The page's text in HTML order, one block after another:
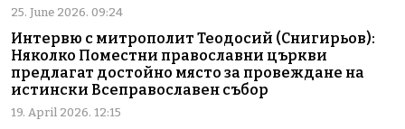
25. June 2026. 09:24
Интервю с митрополит Теодосий (Снигирьов):
Няколко Поместни православни църкви
предлагат достойно място за провеждане на
истински Всеправославен събор
19. April 2026. 12:15